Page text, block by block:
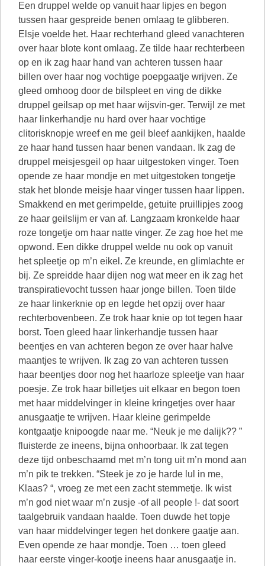
Een druppel welde op vanuit haar lipjes en begon
tussen haar gespreide benen omlaag te glibberen.
Elsje voelde het. Haar rechterhand gleed vanachteren
over haar blote kont omlaag. Ze tilde haar rechterbeen
op en ik zag haar hand van achteren tussen haar
billen over haar nog vochtige poepgaatje wrijven. Ze
gleed omhoog door de bilspleet en ving de dikke
druppel geilsap op met haar wijsvin-ger. Terwijl ze met
haar linkerhandje nu hard over haar vochtige
clitorisknopje wreef en me geil bleef aankijken, haalde
ze haar hand tussen haar benen vandaan. Ik zag de
druppel meisjesgeil op haar uitgestoken vinger. Toen
opende ze haar mondje en met uitgestoken tongetje
stak het blonde meisje haar vinger tussen haar lippen.
Smakkend en met gerimpelde, getuite pruillipjes zoog
ze haar geilslijm er van af. Langzaam kronkelde haar
roze tongetje om haar natte vinger. Ze zag hoe het me
opwond. Een dikke druppel welde nu ook op vanuit
het spleetje op m’n eikel. Ze kreunde, en glimlachte er
bij. Ze spreidde haar dijen nog wat meer en ik zag het
transpiratievocht tussen haar jonge billen. Toen tilde
ze haar linkerknie op en legde het opzij over haar
rechterbovenbeen. Ze trok haar knie op tot tegen haar
borst. Toen gleed haar linkerhandje tussen haar
beentjes en van achteren begon ze over haar halve
maantjes te wrijven. Ik zag zo van achteren tussen
haar beentjes door nog het haarloze spleetje van haar
poesje. Ze trok haar billetjes uit elkaar en begon toen
met haar middelvinger in kleine kringetjes over haar
anusgaatje te wrijven. Haar kleine gerimpelde
kontgaatje knipoogde naar me. “Neuk je me dalijk?? ”
fluisterde ze ineens, bijna onhoorbaar. Ik zat tegen
deze tijd onbeschaamd met m’n tong uit m’n mond aan
m’n pik te trekken. “Steek je zo je harde lul in me,
Klaas? “, vroeg ze met een zacht stemmetje. Ik wist
m’n god niet waar m’n zusje -of all people !- dat soort
taalgebruik vandaan haalde. Toen duwde het topje
van haar middelvinger tegen het donkere gaatje aan.
Even opende ze haar mondje. Toen … toen gleed
haar eerste vinger-kootje ineens haar anusgaatje in.